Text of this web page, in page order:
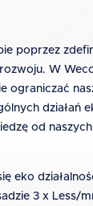
poprzez
W
ograniczać
działań
od
eko
3 x Less/